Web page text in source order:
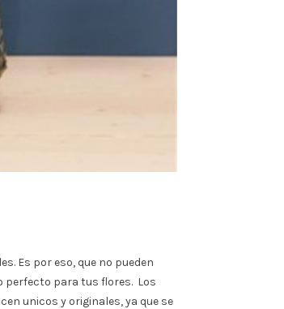
Es por eso, que no pueden
perfecto para tus flores. Los
unicos y originales, ya que se